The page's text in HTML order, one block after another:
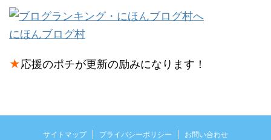
にほんブログ村
★応援のポチが更新の励みになります！
サイトマップ プライバシーポリシー お問い合わせ